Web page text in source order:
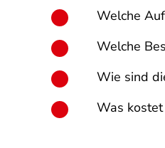
Welche
Welche
Wie sind
Was